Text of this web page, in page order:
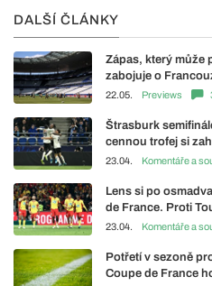
DALŠÍ ČLÁNKY
Zápas, který může
zabojuje o
22.05. Previews
Štrasburk
cennou trofej si
23.04. Komentáře a
Lens si po
de France. Proti
23.04. Komentáře a
Potřetí v sezoně
Coupe de France